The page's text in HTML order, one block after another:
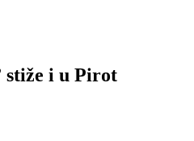
stiže i u Pirot